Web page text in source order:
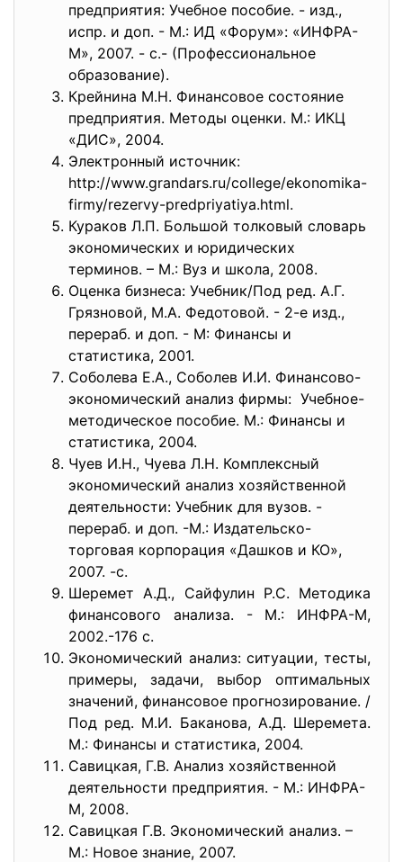
предприятия: Учебное пособие. - изд.,
испр. и доп. - М.: ИД «Форум»: «ИНФРА-
М», 2007. - с.- (Профессиональное
образование).
Крейнина М.Н. Финансовое состояние
предприятия. Методы оценки. М.: ИКЦ
«ДИС», 2004.
Электронный источник:
http://www.grandars.ru/college/ekonomika-
firmy/rezervy-predpriyatiya.html.
Кураков Л.П. Большой толковый словарь
экономических и юридических
терминов. – М.: Вуз и школа, 2008.
Оценка бизнеса: Учебник/Под ред. А.Г.
Грязновой, М.А. Федотовой. - 2-е изд.,
перераб. и доп. - М: Финансы и
статистика, 2001.
Соболева Е.А., Соболев И.И. Финансово-
экономический анализ фирмы: Учебное-
методическое пособие. М.: Финансы и
статистика, 2004.
Чуев И.Н., Чуева Л.Н. Комплексный
экономический анализ хозяйственной
деятельности: Учебник для вузов. -
перераб. и доп. -М.: Издательско-
торговая корпорация «Дашков и КО»,
2007. -с.
Шеремет А.Д., Сайфулин Р.С. Методика
финансового анализа. - М.: ИНФРА-М,
2002.-176 с.
Экономический анализ: ситуации, тесты,
примеры, задачи, выбор оптимальных
значений, финансовое прогнозирование. /
Под ред. М.И. Баканова, А.Д. Шеремета.
М.: Финансы и статистика, 2004.
Савицкая, Г.В. Анализ хозяйственной
деятельности предприятия. - М.: ИНФРА-
М, 2008.
Савицкая Г.В. Экономический анализ. –
М.: Новое знание, 2007.